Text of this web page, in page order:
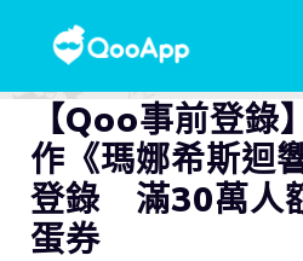
【Qoo事前登錄
作《瑪娜希斯迴
登錄 滿30萬人
蛋券